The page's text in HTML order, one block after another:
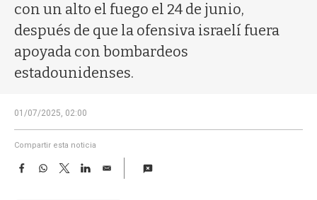
con un alto el fuego el 24 de junio,
después de que la ofensiva israelí fuera
apoyada con bombardeos
estadounidenses.
01/07/2025, 02:00
Compartir esta noticia
F
W
T
w
L
E